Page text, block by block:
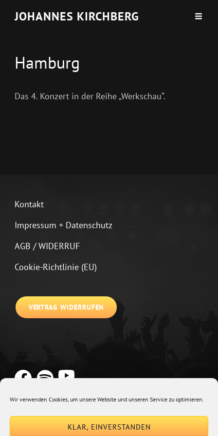
Wir verwenden Cookies, um unsere Website und unseren Service zu optimieren.
KLAR, EINVERSTANDEN
JOHANNES KIRCHBERG
Hamburg
Das 4. Konzert in der Reihe „Werkschau“.
Kontakt
Impressum + Datenschutz
AGB / WIDERRUF
Cookie-Richtlinie (EU)
VERTRAG WIDERRUFEN
Euphony By Catch Themes